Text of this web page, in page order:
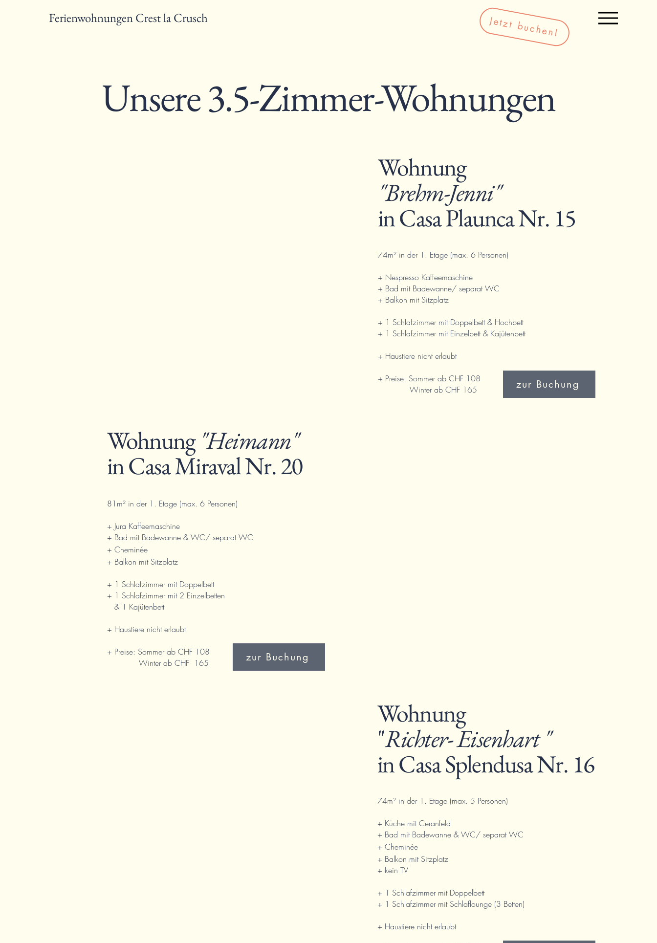
Ferienwohnungen Crest la Crusch Jetzt buchen!
Unsere 3.5-Zimmer-Wohnungen
Wohnung
"Brehm-Jenni"
in Casa Plaunca Nr. 15
74m² in der 1. Etage (max. 6 Personen)
+ Nespresso Kaffeemaschine
+ Bad mit Badewanne/ separat WC
+ Balkon mit Sitzplatz
+ 1 Schlafzimmer mit Doppelbett & Hochbett
+ 1 Schlafzimmer mit Einzelbett & Kajütenbett
+ Haustiere nicht erlaubt
+ Preise: Sommer ab CHF 108
Winter ab CHF 165
zur Buchung
Wohnung "Heimann"
in Casa Miraval Nr. 20
81m² in der 1. Etage (max. 6 Personen)
+ Jura Kaffeemaschine
+ Bad mit Badewanne & WC/ separat WC
+ Cheminée
+ Balkon mit Sitzplatz
+ 1 Schlafzimmer mit Doppelbett
+ 1 Schlafzimmer mit 2 Einzelbetten
& 1 Kajütenbett
+ Haustiere nicht erlaubt
+ Preise: Sommer ab CHF 108
Winter ab CHF 165
zur Buchung
Wohnung
"Richter- Eisenhart "
in Casa Splendusa Nr. 16
74m² in der 1. Etage (max. 5 Personen)
+ Küche mit Ceranfeld
+ Bad mit Badewanne & WC/ separat WC
+ Cheminée
+ Balkon mit Sitzplatz
+ kein TV
+ 1 Schlafzimmer mit Doppelbett
+ 1 Schlafzimmer mit Schlaflounge (3 Betten)
+ Haustiere nicht erlaubt